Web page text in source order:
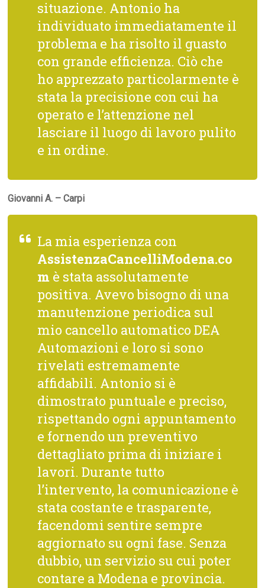
situazione. Antonio ha
individuato immediatamente il
problema e ha risolto il guasto
con grande efficienza. Ciò che
ho apprezzato particolarmente è
stata la precisione con cui ha
operato e l’attenzione nel
lasciare il luogo di lavoro pulito
e in ordine.
Giovanni A. – Carpi
La mia esperienza con
AssistenzaCancelliModena.co
m è stata assolutamente
positiva. Avevo bisogno di una
manutenzione periodica sul
mio cancello automatico DEA
Automazioni e loro si sono
rivelati estremamente
affidabili. Antonio si è
dimostrato puntuale e preciso,
rispettando ogni appuntamento
e fornendo un preventivo
dettagliato prima di iniziare i
lavori. Durante tutto
l’intervento, la comunicazione è
stata costante e trasparente,
facendomi sentire sempre
aggiornato su ogni fase. Senza
dubbio, un servizio su cui poter
contare a Modena e provincia.